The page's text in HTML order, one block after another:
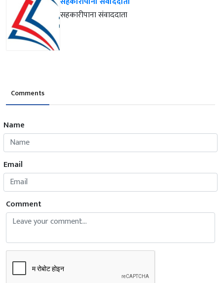
सहकारीपाना संवाददाता
Comments
Name
Email
Comment